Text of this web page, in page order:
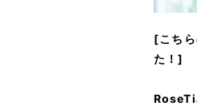
[こち
た！]